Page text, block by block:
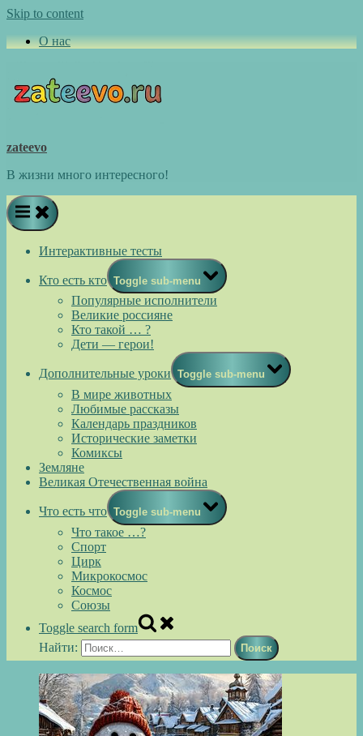
Skip to content
О нас
zateevo
В жизни много интересного!
Интерактивные тесты
Кто есть кто Toggle sub-menu
Популярные исполнители
Великие россияне
Кто такой … ?
Дети — герои!
Дополнительные уроки Toggle sub-menu
В мире животных
Любимые рассказы
Календарь праздников
Исторические заметки
Комиксы
Земляне
Великая Отечественная война
Что есть что Toggle sub-menu
Что такое …?
Спорт
Цирк
Микрокосмос
Космос
Союзы
Toggle search form
Найти: